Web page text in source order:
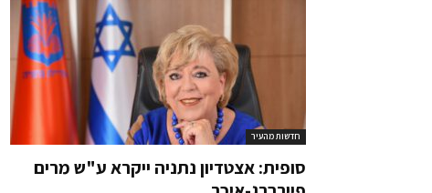
חדשות מהעיר
סופית: אצטדיון נתניה ייקרא ע"ש מרים